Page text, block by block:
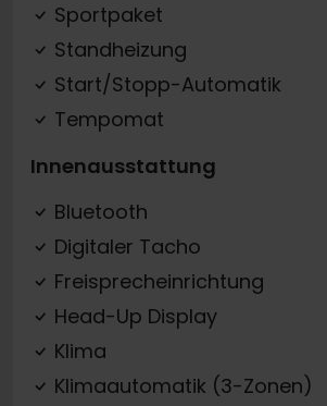
Sportpaket
Standheizung
Start/Stopp-Automatik
Tempomat
Innenausstattung
Bluetooth
Digitaler Tacho
Freisprecheinrichtung
Head-Up Display
Klima
Klimaautomatik (3-Zonen)